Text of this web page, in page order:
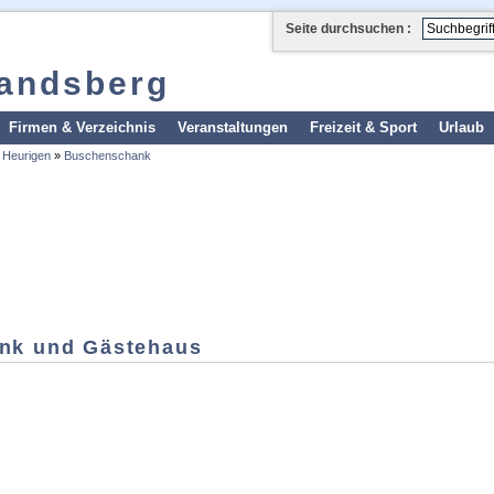
Seite durchsuchen :
Firmen & Verzeichnis Veranstaltungen Freizeit & Sport Urlaub
» Buschenschank
und Gästehaus